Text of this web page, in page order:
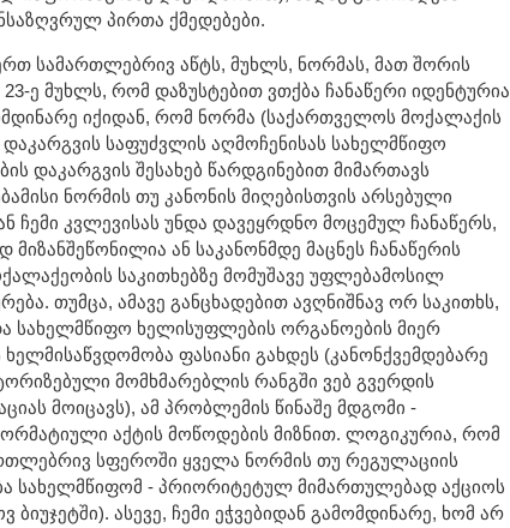
პირთა ქმედებები.
სამართლებრივ აწტს, მუხლს, ნორმას, მათ შორის
ე მუხლს, რომ დაზუსტებით ვთქბა ჩანაწერი იდენტურია
იქიდან, რომ ნორმა (საქართველოს მოქალაქის
საფუძვლის აღმოჩენისას სახელმწიფო
დაკარგვის შესახებ წარდგინებით მიმართავს
ნორმის თუ კანონის მიღებისთვის არსებული
ჩემი კვლევისას უნდა დავეყრდნო მოცემულ ჩანაწერს,
ან საკანონმდე მაცნეს ჩანაწერის
საკითხებზე მომუშავე უფლებამოსილ
თუმცა, ამავე განცხადებით ავღნიშნავ ორ საკითხს,
სახელმწიფო ხელისუფლების ორგანოების მიერ
ფასიანი გახდეს (კანონქვემდებარე
მომხმარებლის რანგში ვებ გვერდის
მოიცავს), ამ პრობლემის წინაშე მდგომი -
აქტის მოწოდების მიზნით. ლოგიკურია, რომ
სფეროში ყველა ნორმის თუ რეგულაციის
სახელმწიფომ - პრიორიტეტულ მიმართულებად აქციოს
ბიუჯეტში). ასევე, ჩემი ეჭვებიდან გამომდინარე, ხომ არ